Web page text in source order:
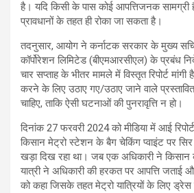
है। यदि किसी के पास कोई आपत्तिजनक
प्रावधानों के तहत ही रोका जा सकता है।
तदनुसार, आयोग ने कर्नाटक सरकार के मुख्य
कॉर्पोरेशन लिमिटेड (बीएमआरसीएल) के प्रबंध
चार सप्ताह के भीतर मामले में विस्तृत रिपोर्ट मांगी
करने के लिए उठाए गए/उठाए जाने वाले
चाहिए, ताकि ऐसी घटनाओं की पुनरावृत्ति न हो।
दिनांक 27 फरवरी 2024 को मीडिया में आई
किसान मेट्रो स्टेशन के बैग चेकिंग प्वाइंट पर सिर
खड़ा दिख रहा था। जब एक अधिकारी ने किसान
यात्री ने अधिकारी की हरकत पर आपत्ति जताई
को कहा जिसके तहत मेट्रो यात्रियों के लिए ड्रेस